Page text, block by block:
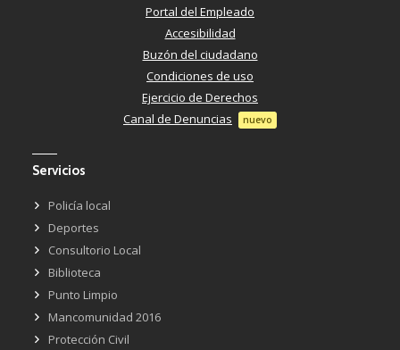
Portal del Empleado
Accesibilidad
Buzón del ciudadano
Condiciones de uso
Ejercicio de Derechos
Canal de Denuncias
nuevo
Servicios
Policía local
Deportes
Consultorio Local
Biblioteca
Punto Limpio
Mancomunidad 2016
Protección Civil